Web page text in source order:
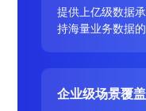
提供上亿级数据
持海量业务数据的
企业级场景覆盖